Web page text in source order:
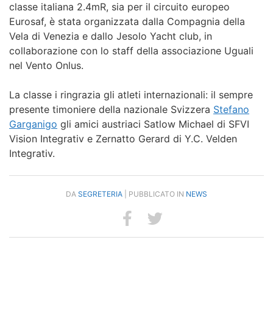
classe italiana 2.4mR, sia per il circuito europeo
Eurosaf, è stata organizzata dalla Compagnia della
Vela di Venezia e dallo Jesolo Yacht club, in
collaborazione con lo staff della associazione Uguali
nel Vento Onlus.
La classe i ringrazia gli atleti internazionali: il sempre
presente timoniere della nazionale Svizzera Stefano
Garganigo gli amici austriaci Satlow Michael di SFVI
Vision Integrativ e Zernatto Gerard di Y.C. Velden
Integrativ.
DA SEGRETERIA | PUBBLICATO IN NEWS